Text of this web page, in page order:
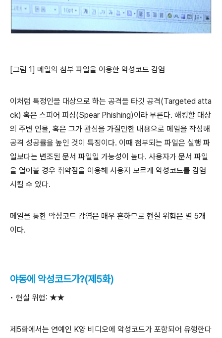
[그림 1] 메일의 첨부 파일을 이용한 악성코드 감염
이처럼 특정인을 대상으로 하는 공격을 타깃 공격(Targeted atta
ck) 혹은 스피어 피싱(Spear Phishing)이라 부른다. 해킹할 대상
의 주변 인물, 혹은 그가 관심을 가질만한 내용으로 메일을 작성해
공격 성공률을 높인 것이 특징이다. 이때 첨부되는 파일은 실행 파
일보다는 변조된 문서 파일일 가능성이 높다. 사용자가 문서 파일
을 열어볼 경우 취약점을 이용해 사용자 모르게 악성코드를 감염
시킬 수 있다.
메일을 통한 악성코드 감염은 매우 흔하므로 현실 위험은 별 5개
이다.
야동에 악성코드가?(제5화)
• 현실 위험: ★★
제5화에서는 연예인 K양 비디오에 악성코드가 포함되어 유행한다